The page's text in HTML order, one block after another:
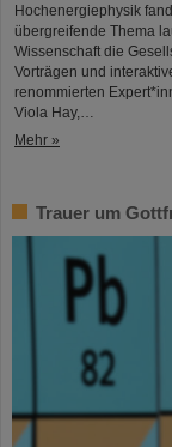
Hochenergiephysik
übergreifende Thema
Wissenschaft die
Vorträgen und
renommierten
Viola Hay,…
Mehr »
Trauer um